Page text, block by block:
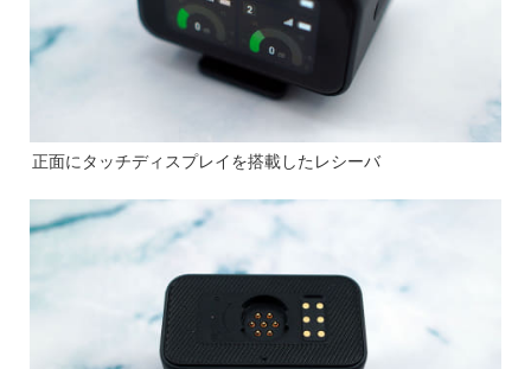
正面にタッチディスプレイを搭載したレシーバ